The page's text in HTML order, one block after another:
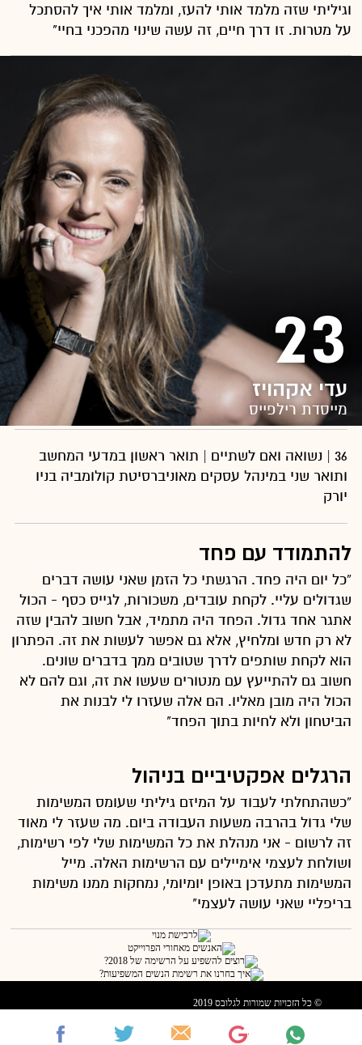
וגיליתי שזה מלמד אותי להעז, ומלמד אותי איך להסתכל
על מטרות. זו דרך חיים, זה עשה שינוי מהפכני בחיי"
23
עדי אקהויז
מייסדת רילפייס
36 | נשואה ואם לשתיים | תואר ראשון במדעי המחשב
ותואר שני במינהל עסקים מאוניברסיטת קולומביה בניו
יורק
להתמודד עם פחד
“כל יום היה פחד. הרגשתי כל הזמן שאני עושה דברים
שגדולים עליי. לקחת עובדים, משכורות, לגייס כסף - הכול
אתגר אחד גדול. הפחד היה מתמיד, אבל חשוב להבין שזה
לא רק חדש ומלחיץ, אלא גם אפשר לעשות את זה. הפתרון
הוא לקחת שותפים לדרך שטובים ממך בדברים שונים.
חשוב גם להתייעץ עם מנטורים שעשו את זה, וגם להם לא
הכול היה מובן מאליו. הם אלה שעזרו לי לבנות את
הביטחון ולא לחיות בתוך הפחד"
הרגלים אפקטיביים בניהול
“כשהתחלתי לעבוד על המיזם גיליתי שעומס המשימות
שלי גדול בהרבה משעות העבודה ביום. מה שעזר לי מאוד
זה לרשום - אני מנהלת את כל המשימות שלי לפי רשימות,
ושולחת לעצמי אימיילים עם הרשימות האלה. מייל
המשימות מתעדכן באופן יומיומי, נמחקות ממנו משימות
בריפליי שאני עושה לעצמי"
© כל הזכויות שמורות לגלובס 2019